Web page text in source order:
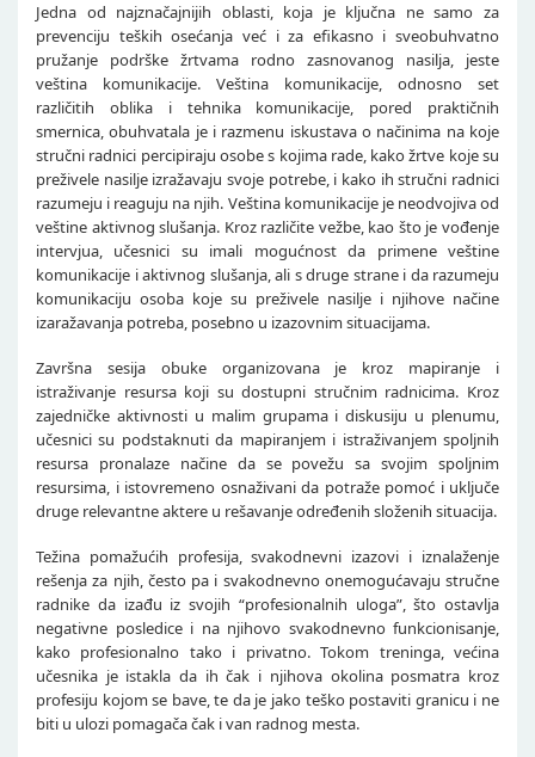
Jedna od najznačajnijih oblasti, koja je ključna ne samo za
prevenciju teških osećanja već i za efikasno i sveobuhvatno
pružanje podrške žrtvama rodno zasnovanog nasilja, jeste
veština komunikacije. Veština komunikacije, odnosno set
različitih oblika i tehnika komunikacije, pored praktičnih
smernica, obuhvatala je i razmenu iskustava o načinima na koje
stručni radnici percipiraju osobe s kojima rade, kako žrtve koje su
preživele nasilje izražavaju svoje potrebe, i kako ih stručni radnici
razumeju i reaguju na njih. Veština komunikacije je neodvojiva od
veštine aktivnog slušanja. Kroz različite vežbe, kao što je vođenje
intervjua, učesnici su imali mogućnost da primene veštine
komunikacije i aktivnog slušanja, ali s druge strane i da razumeju
komunikaciju osoba koje su preživele nasilje i njihove načine
izaražavanja potreba, posebno u izazovnim situacijama.
Završna sesija obuke organizovana je kroz mapiranje i
istraživanje resursa koji su dostupni stručnim radnicima. Kroz
zajedničke aktivnosti u malim grupama i diskusiju u plenumu,
učesnici su podstaknuti da mapiranjem i istraživanjem spoljnih
resursa pronalaze načine da se povežu sa svojim spoljnim
resursima, i istovremeno osnaživani da potraže pomoć i uključe
druge relevantne aktere u rešavanje određenih složenih situacija.
Težina pomažućih profesija, svakodnevni izazovi i iznalaženje
rešenja za njih, često pa i svakodnevno onemogućavaju stručne
radnike da izađu iz svojih “profesionalnih uloga”, što ostavlja
negativne posledice i na njihovo svakodnevno funkcionisanje,
kako profesionalno tako i privatno. Tokom treninga, većina
učesnika je istakla da ih čak i njihova okolina posmatra kroz
profesiju kojom se bave, te da je jako teško postaviti granicu i ne
biti u ulozi pomagača čak i van radnog mesta.